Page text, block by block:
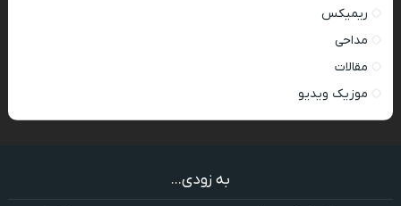
ریمیکس
مداحی
مقالات
موزیک ویدیو
به زودی...